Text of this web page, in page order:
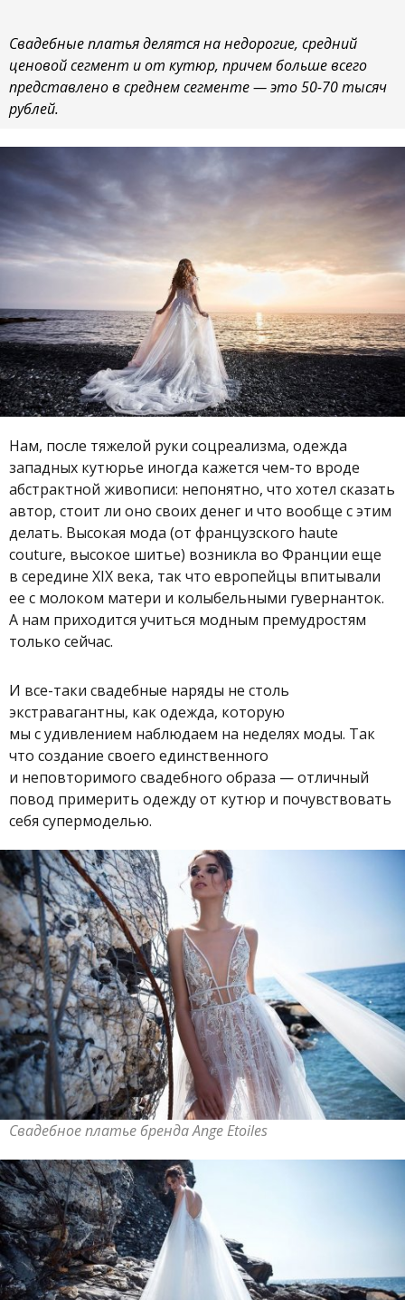
Свадебные платья делятся на недорогие, средний
ценовой сегмент и от кутюр, причем больше всего
представлено в среднем сегменте — это 50-70 тысяч
рублей.
Нам, после тяжелой руки соцреализма, одежда
западных кутюрье иногда кажется чем-то вроде
абстрактной живописи: непонятно, что хотел сказать
автор, стоит ли оно своих денег и что вообще с этим
делать. Высокая мода (от французского haute
couture, высокое шитье) возникла во Франции еще
в середине XIX века, так что европейцы впитывали
ее с молоком матери и колыбельными гувернанток.
А нам приходится учиться модным премудростям
только сейчас.
И все-таки свадебные наряды не столь
экстравагантны, как одежда, которую
мы с удивлением наблюдаем на неделях моды. Так
что создание своего единственного
и неповторимого свадебного образа — отличный
повод примерить одежду от кутюр и почувствовать
себя супермоделью.
Свадебное платье бренда Ange Etoiles